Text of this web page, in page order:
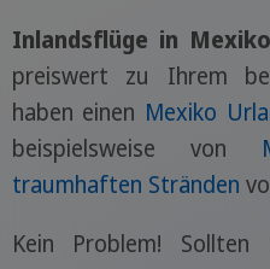
Inlandsflüge in Mexiko
preiswert zu Ihrem
haben einen Mexiko
beispielsweise von
traumhaften Stränden
Kein Problem!